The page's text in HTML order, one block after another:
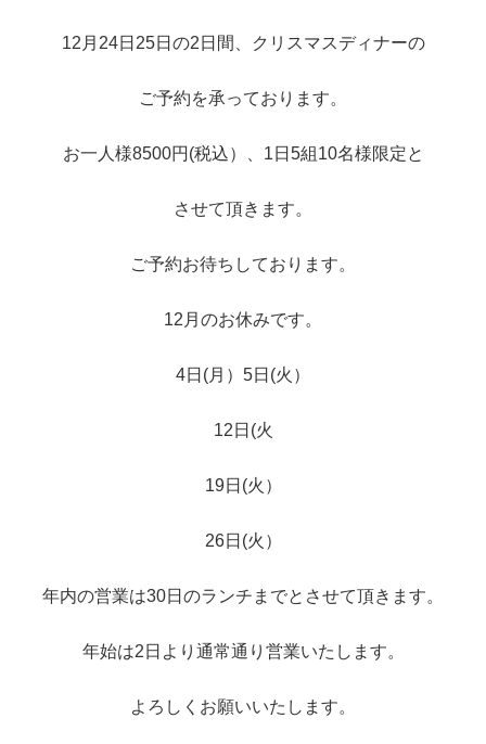
12月24日25日の2日間、クリスマスディナーの
ご予約を承っております。
お一人様8500円(税込）、1日5組10名様限定と
させて頂きます。
ご予約お待ちしております。
12月のお休みです。
4日(月）5日(火）
12日(火
19日(火）
26日(火）
年内の営業は30日のランチまでとさせて頂きます。
年始は2日より通常通り営業いたします。
よろしくお願いいたします。